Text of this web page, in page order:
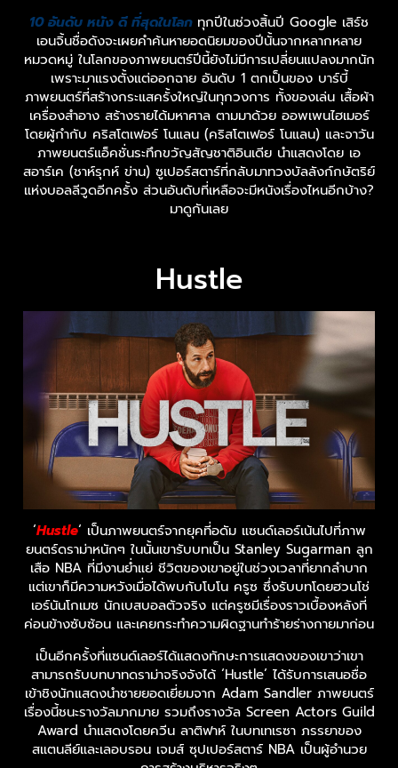
10 อันดับ หนัง ดี ที่สุดในโลก ทุกปีในช่วงสิ้นปี Google เสิร์ช
เอนจิ้นชื่อดังจะเผยคำค้นหายอดนิยมของปีนั้นจากหลากหลาย
หมวดหมู่ ในโลกของภาพยนตร์ปีนี้ยังไม่มีการเปลี่ยนแปลงมากนัก
เพราะมาแรงตั้งแต่ออกฉาย อันดับ 1 ตกเป็นของ บาร์บี้
ภาพยนตร์ที่สร้างกระแสครั้งใหญ่ในทุกวงการ ทั้งของเล่น เสื้อผ้า
เครื่องสำอาง สร้างรายได้มหาศาล ตามมาด้วย ออพเพนไฮเมอร์
โดยผู้กำกับ คริสโตเฟอร์ โนแลน (คริสโตเฟอร์ โนแลน) และจาวัน
ภาพยนตร์แอ็คชั่นระทึกขวัญสัญชาติอินเดีย นำแสดงโดย เอ
สอาร์เค (ชาห์รุกห์ ข่าน) ซูเปอร์สตาร์ที่กลับมาทวงบัลลังก์กษัตริย์
แห่งบอลลีวูดอีกครั้ง ส่วนอันดับที่เหลือจะมีหนังเรื่องไหนอีกบ้าง?
มาดูกันเลย
Hustle
‘Hustle‘ เป็นภาพยนตร์จากยุคที่อดัม แซนด์เลอร์เน้นไปที่ภาพ
ยนตร์ดราม่าหนักๆ ในนั้นเขารับบทเป็น Stanley Sugarman ลูก
เสือ NBA ที่มีงานย่ำแย่ ชีวิตของเขาอยู่ในช่วงเวลาที่ยากลำบาก
แต่เขาก็มีความหวังเมื่อได้พบกับโบโน ครูซ ซึ่งรับบทโดยฮวนโช่
เอร์นันโกเมซ นักเบสบอลตัวจริง แต่ครูซมีเรื่องราวเบื้องหลังที่
ค่อนข้างซับซ้อน และเคยกระทำความผิดฐานทำร้ายร่างกายมาก่อน
เป็นอีกครั้งที่แซนด์เลอร์ได้แสดงทักษะการแสดงของเขาว่าเขา
สามารถรับบทบาทดราม่าจริงจังได้ ‘Hustle’ ได้รับการเสนอชื่อ
เข้าชิงนักแสดงนำชายยอดเยี่ยมจาก Adam Sandler ภาพยนตร์
เรื่องนี้ชนะรางวัลมากมาย รวมถึงรางวัล Screen Actors Guild
Award นำแสดงโดยควีน ลาติฟาห์ ในบทเทเรซา ภรรยาของ
สแตนลีย์และเลอบรอน เจมส์ ซุปเปอร์สตาร์ NBA เป็นผู้อำนวย